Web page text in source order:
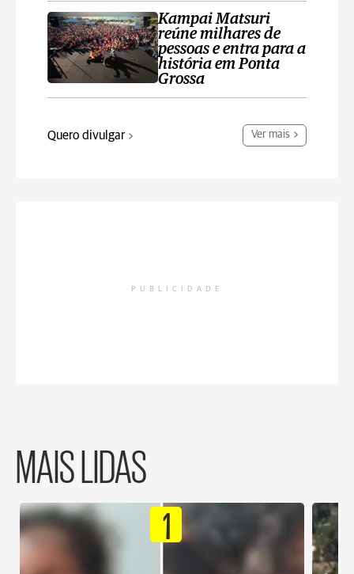
Kampai Matsuri
reúne milhares de
pessoas e entra para a
história em Ponta
Grossa
Quero divulgar Ver mais
PUBLICIDADE
MAIS LIDAS
1